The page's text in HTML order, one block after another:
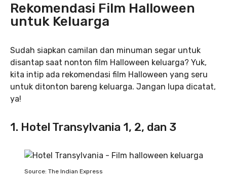
Rekomendasi Film Halloween
untuk Keluarga
Sudah siapkan camilan dan minuman segar untuk
disantap saat nonton film Halloween keluarga? Yuk,
kita intip ada rekomendasi film Halloween yang seru
untuk ditonton bareng keluarga. Jangan lupa dicatat,
ya!
1. Hotel Transylvania 1, 2, dan 3
Source: The Indian Express